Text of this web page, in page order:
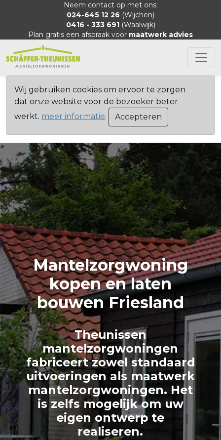
Neem contact op met ons:
024-645 12 26 (Wijchen)
0416 - 333 691(Waalwijk)
Plan gratis een afspraak voor maatwerk advies
Wij gebruiken cookies om ervoor te zorgen
dat onze website voor de bezoeker beter
werkt. meer informatie. Accepteren
Mantelzorgwoning
kopen en laten
bouwen Friesland
>
Theunissen
mantelzorgwoningen
fabriceert zowel standaard
uitvoeringen als maatwerk
mantelzorgwoningen. Het
is zelfs mogelijk om uw
eigen ontwerp te
realiseren.